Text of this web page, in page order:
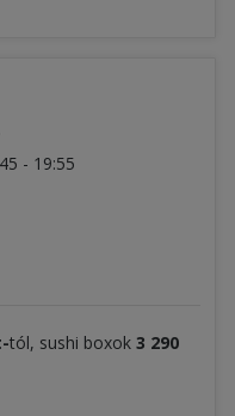
- 19:55
tól, sushi boxok 3 290